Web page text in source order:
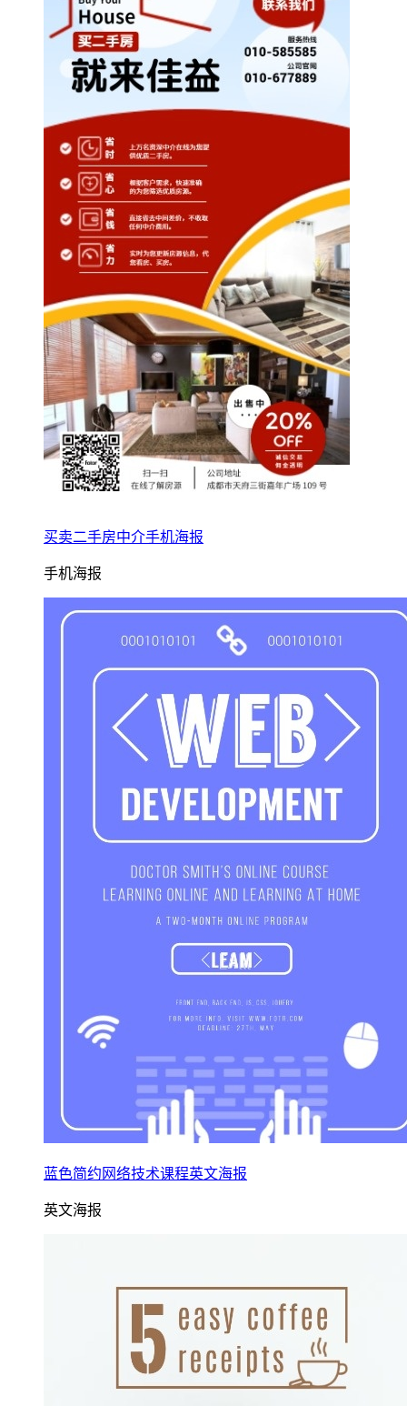
买卖二手房中介手机海报
手机海报
蓝色简约网络技术课程英文海报
英文海报